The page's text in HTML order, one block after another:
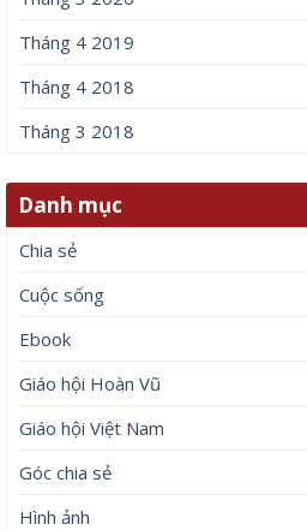
Tháng 4 2019
Tháng 4 2018
Tháng 3 2018
Danh mục
Chia sẻ
Cuộc sống
Ebook
Giáo hội Hoàn Vũ
Giáo hội Việt Nam
Góc chia sẻ
Hình ảnh